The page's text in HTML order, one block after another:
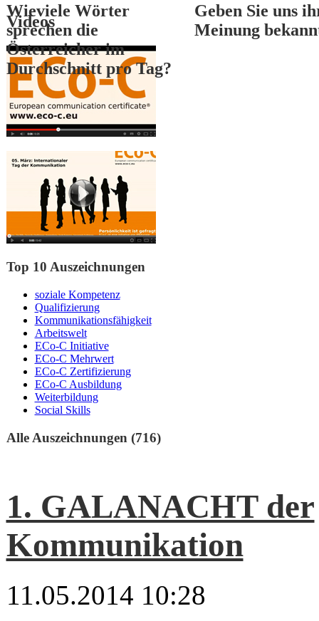
Wieviele Wörter
sprechen die
Österreicher im
Durchschnitt pro Tag?
Geben Sie uns
Meinung
3
Videos
Top 10 Auszeichnungen
soziale Kompetenz
Qualifizierung
Kommunikationsfähigkeit
Arbeitswelt
ECo-C Initiative
ECo-C Mehrwert
ECo-C Zertifizierung
ECo-C Ausbildung
Weiterbildung
Social Skills
Alle Auszeichnungen (716)
1. GALANACHT der
Kommunikation
11.05.2014 10:28